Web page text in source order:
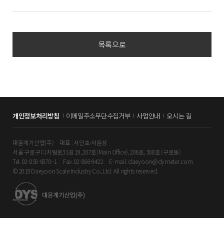
목록으로
개인정보처리방침 이메일주소무단수집거부 사업안내 오시는 길
대윤계기산업(주)
대표 : 서인호∙서윤성
서울 구로구 디지털로31길 19, 207호(Main Office), 206호, 308호 (구로동)
Tel. 02-858-6870~1
Fax. 02-866-9422
E-mail. daeyoon@dymeter.com
© 2019 Daeyoon Scale Industry Co.,Ltd. All rights reserved.